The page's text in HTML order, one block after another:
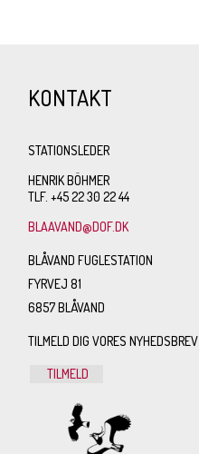
KONTAKT
STATIONSLEDER
HENRIK BÖHMER
TLF. +45 22 30 22 44
BLAAVAND@DOF.DK
BLÅVAND FUGLESTATION
FYRVEJ 81
6857 BLÅVAND
TILMELD DIG VORES NYHEDSBREV
TILMELD